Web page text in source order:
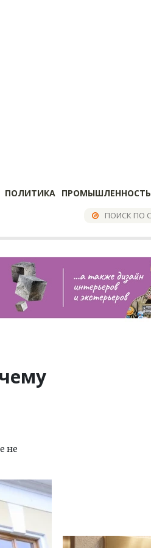
ПОЛИТИКА ПРОМЫШЛЕННОСТЬ
не